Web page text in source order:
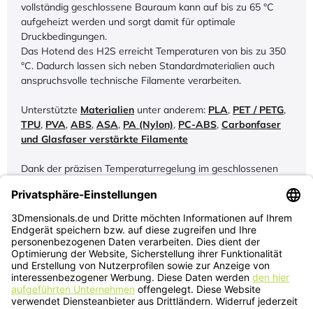
vollständig geschlossene Bauraum kann auf bis zu 65 °C
aufgeheizt werden und sorgt damit für optimale
Druckbedingungen.
Das Hotend des H2S erreicht Temperaturen von bis zu 350
°C. Dadurch lassen sich neben Standardmaterialien auch
anspruchsvolle technische Filamente verarbeiten.
Unterstützte Materialien unter anderem: PLA, PET / PETG,
TPU, PVA, ABS, ASA, PA (Nylon), PC-ABS, Carbonfaser
und Glasfaser verstärkte Filamente
Dank der präzisen Temperaturregelung im geschlossenen
eine sehr gute Schichthaftung, minimaler Verzug und
hochwertige Bauteile selbst bei anspruchsvollen Materialien.